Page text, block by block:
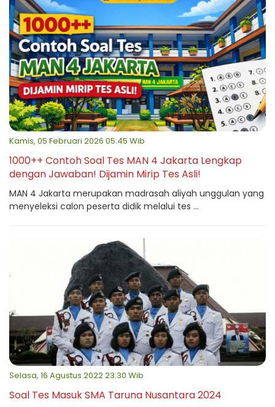
Kamis, 05 Februari 2026 05:45 Wib
1000++ Contoh Soal Tes MAN 4 Jakarta Lengkap
dengan Jawaban! Dijamin Mirip Tes Asli!
MAN 4 Jakarta merupakan madrasah aliyah unggulan yang
menyeleksi calon peserta didik melalui tes ...
Selasa, 16 Agustus 2022 23:30 Wib
Soal Tes Masuk SMA Taruna Nusantara 2024